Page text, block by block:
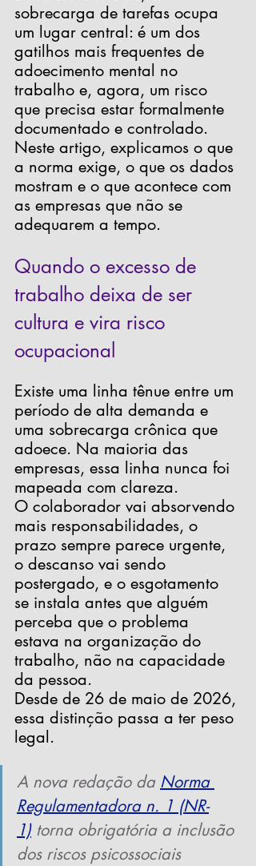
sobrecarga de tarefas ocupa
um lugar central: é um dos
gatilhos mais frequentes de
adoecimento mental no
trabalho e, agora, um risco
que precisa estar formalmente
documentado e controlado.
Neste artigo, explicamos o que
a norma exige, o que os dados
mostram e o que acontece com
as empresas que não se
adequarem a tempo.
Quando o excesso de
trabalho deixa de ser
cultura e vira risco
ocupacional
Existe uma linha tênue entre um
período de alta demanda e
uma sobrecarga crônica que
adoece. Na maioria das
empresas, essa linha nunca foi
mapeada com clareza.
O colaborador vai absorvendo
mais responsabilidades, o
prazo sempre parece urgente,
o descanso vai sendo
postergado, e o esgotamento
se instala antes que alguém
perceba que o problema
estava na organização do
trabalho, não na capacidade
da pessoa.
Desde de 26 de maio de 2026,
essa distinção passa a ter peso
legal.
A nova redação da Norma
Regulamentadora n. 1 (NR-
1) torna obrigatória a inclusão
dos riscos psicossociais